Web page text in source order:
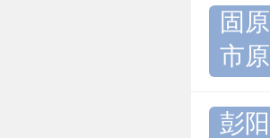
固原
市原
彭阳